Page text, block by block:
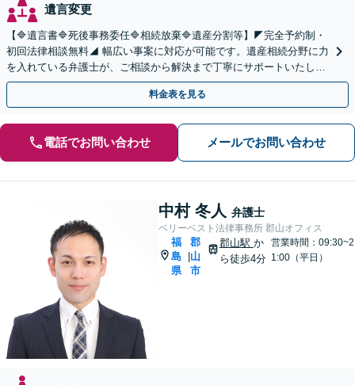
遺言変更
【🔷遺言書🔷死後事務委任🔷相続放棄🔷遺産分割等】◤完全予約制・
初回法律相談無料◢ 幅広い事案に対応が可能です。遺産相続分野に力
を入れている弁護士が、ご相談から解決まで丁寧にサポートいたしま
す。まずはじっくりとお話ししてください。
料金表を見る
電話でお問い合わせ メールでお問い合わせ
中村 冬人 弁護士
ベリーベスト法律事務所 郡山オフィス
福
島
県
郡
山
市
郡山駅 か
ら徒歩4分
営業時間：09:30~2
1:00（平日）